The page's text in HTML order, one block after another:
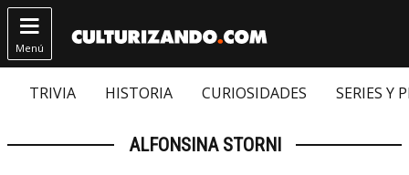

Menú
TRIVIA HISTORIA CURIOSIDADES SERIES Y
ALFONSINA STORNI